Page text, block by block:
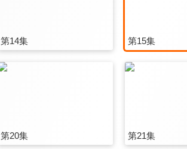
第14集 第15集
第20集 第21集